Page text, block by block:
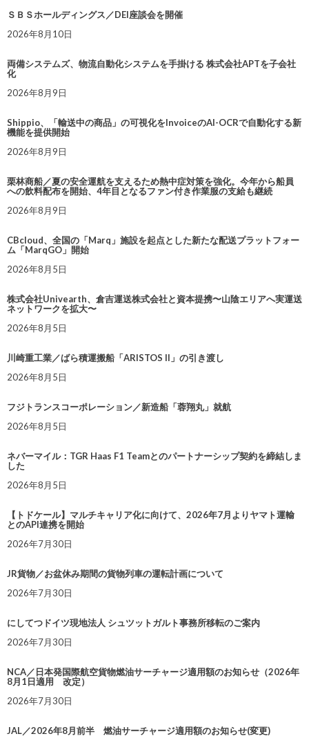
ＳＢＳホールディングス／DEI座談会を開催
2026年8月10日
両備システムズ、物流自動化システムを手掛ける 株式会社APTを子会社
化
2026年8月9日
Shippio、「輸送中の商品」の可視化をInvoiceのAI-OCRで自動化する新
機能を提供開始
2026年8月9日
栗林商船／夏の安全運航を支えるため熱中症対策を強化。今年から船員
への飲料配布を開始、4年目となるファン付き作業服の支給も継続
2026年8月9日
CBcloud、全国の「Marq」施設を起点とした新たな配送プラットフォー
ム「MarqGO」開始
2026年8月5日
株式会社Univearth、倉吉運送株式会社と資本提携〜山陰エリアへ実運送
ネットワークを拡大〜
2026年8月5日
川崎重工業／ばら積運搬船「ARISTOS II」の引き渡し
2026年8月5日
フジトランスコーポレーション／新造船「蓉翔丸」就航
2026年8月5日
ネバーマイル：TGR Haas F1 Teamとのパートナーシップ契約を締結しま
した
2026年8月5日
【トドケール】マルチキャリア化に向けて、2026年7月よりヤマト運輸
とのAPI連携を開始
2026年7月30日
JR貨物／お盆休み期間の貨物列車の運転計画について
2026年7月30日
にしてつドイツ現地法人 シュツットガルト事務所移転のご案内
2026年7月30日
NCA／日本発国際航空貨物燃油サーチャージ適用額のお知らせ（2026年
8月1日適用 改定）
2026年7月30日
JAL／2026年8月前半 燃油サーチャージ適用額のお知らせ(変更)